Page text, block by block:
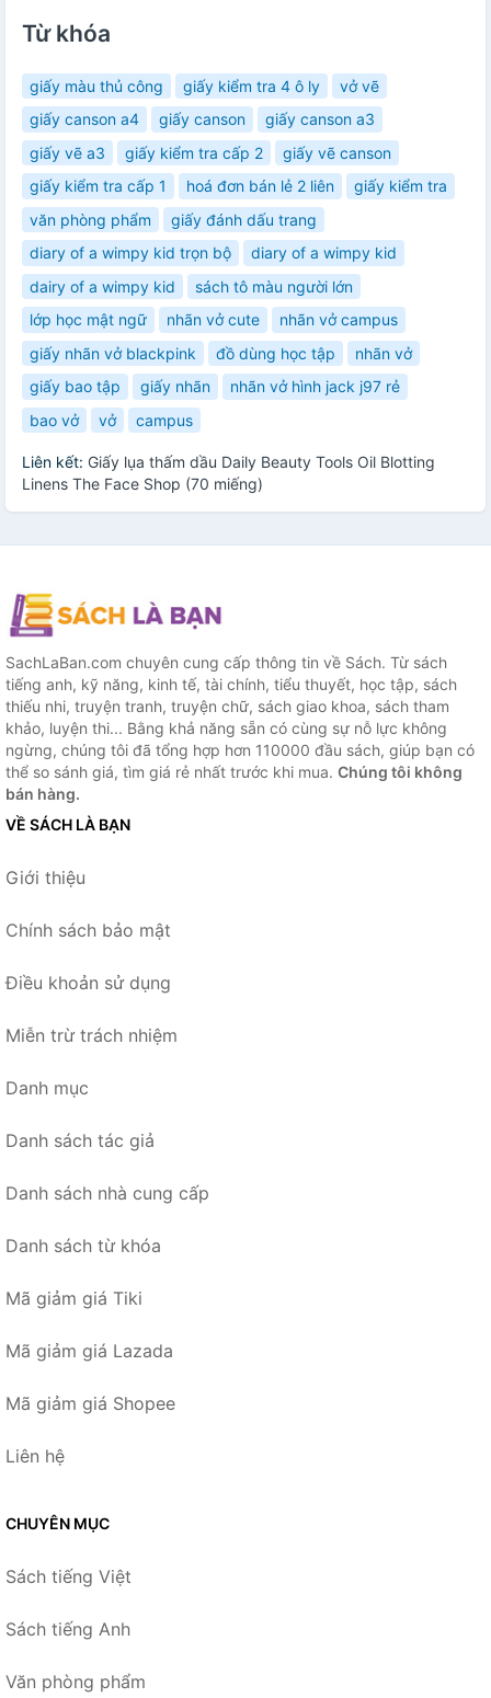
Từ khóa
giấy màu thủ công giấy kiểm tra 4 ô ly
vở vẽ
giấy canson a4
giấy canson
giấy canson a3
giấy vẽ a3
giấy kiểm tra cấp 2
giấy vẽ canson
giấy kiểm tra cấp 1
hoá đơn bán lẻ 2 liên
giấy kiểm tra
văn phòng phẩm
giấy đánh dấu trang
diary of a wimpy kid trọn bộ
diary of a wimpy kid
dairy of a wimpy kid
sách tô màu người lớn
lớp học mật ngữ
nhãn vở cute
nhãn vở campus
giấy nhãn vở blackpink
đồ dùng học tập
nhãn vở
giấy bao tập
giấy nhãn
nhãn vở hình jack j97 rẻ
bao vở
vở campus
Liên kết: Giấy lụa thấm dầu Daily Beauty Tools Oil Blotting
Linens The Face Shop (70 miếng)
SachLaBan.com chuyên cung cấp thông tin về Sách. Từ sách
tiếng anh, kỹ năng, kinh tế, tài chính, tiểu thuyết, học tập, sách
thiếu nhi, truyện tranh, truyện chữ, sách giao khoa, sách tham
khảo, luyện thi... Bằng khả năng sẵn có cùng sự nỗ lực không
ngừng, chúng tôi đã tổng hợp hơn 110000 đầu sách, giúp bạn có
thể so sánh giá, tìm giá rẻ nhất trước khi mua. Chúng tôi không
bán hàng.
VỀ SÁCH LÀ BẠN
Giới thiệu
Chính sách bảo mật
Điều khoản sử dụng
Miễn trừ trách nhiệm
Danh mục
Danh sách tác giả
Danh sách nhà cung cấp
Danh sách từ khóa
Mã giảm giá Tiki
Mã giảm giá Lazada
Mã giảm giá Shopee
Liên hệ
CHUYÊN MỤC
Sách tiếng Việt
Sách tiếng Anh
Văn phòng phẩm